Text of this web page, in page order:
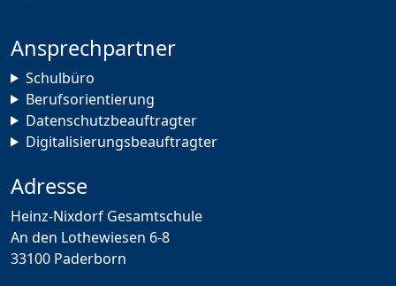
Ansprechpartner
Schulbüro
Berufsorientierung
Datenschutzbeauftragter
Digitalisierungsbeauftragter
Adresse
Heinz-Nixdorf Gesamtschule
An den Lothewiesen 6-8
33100 Paderborn